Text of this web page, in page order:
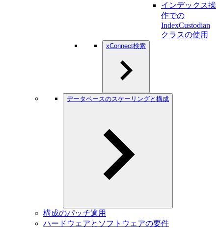
インデックス操
作での
IndexCustodian
クラスの使用
xConnect検索
データベースのスケーリングと構成
構成のパッチ適用
ハードウェアとソフトウェアの要件